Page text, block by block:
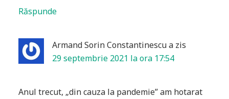
Răspunde
Armand Sorin Constantinescua zis
29 septembrie 2021 la ora 17:54
Anul trecut, „din cauza la pandemie” am hotarat